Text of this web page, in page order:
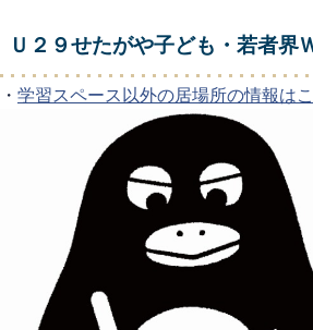
Ｕ２９せたがや子ども・若者界
・ 学習スペース以外の居場所の情報は